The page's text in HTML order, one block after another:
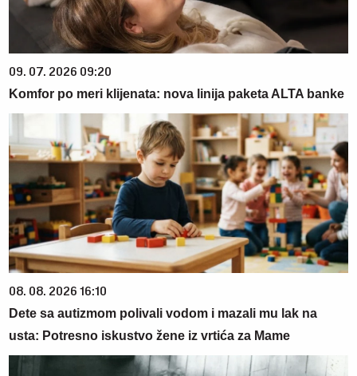
09. 07. 2026 09:20
Komfor po meri klijenata: nova linija paketa ALTA banke
08. 08. 2026 16:10
Dete sa autizmom polivali vodom i mazali mu lak na
usta: Potresno iskustvo žene iz vrtića za Mame